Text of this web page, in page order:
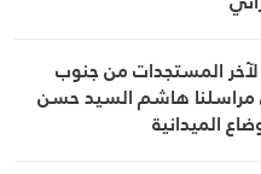
المستجدات من جنوب
مراسلنا هاشم السيد حسن
الميدانية